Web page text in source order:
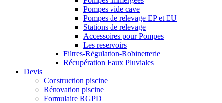
Pompes vide cave
Pompes de relevage EP et EU
Stations de relevage
Accessoires pour Pompes
Les reservoirs
Filtres-Régulation-Robinetterie
Récupération Eaux Pluviales
Devis
Construction piscine
Rénovation piscine
Formulaire RGPD